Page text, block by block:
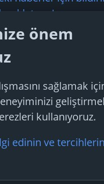
2025
akıllı hoparlör
başlattı'
Temmuz 2025
ve Teknoloji Gündemi
önem
sağlamak
kullanıyoruz.
edinin ve